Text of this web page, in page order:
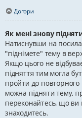
Догори
Як мені знову
Натиснувши на
"піднімете" тему в
Якщо цього не
підняття тим могла
пройти до
можна підняти тему,
переконайтесь, що
знаходитесь.